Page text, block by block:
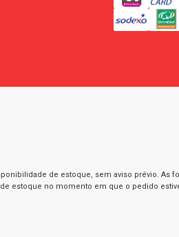
de estoque, sem aviso prévio. As
estoque no momento em que o pedido